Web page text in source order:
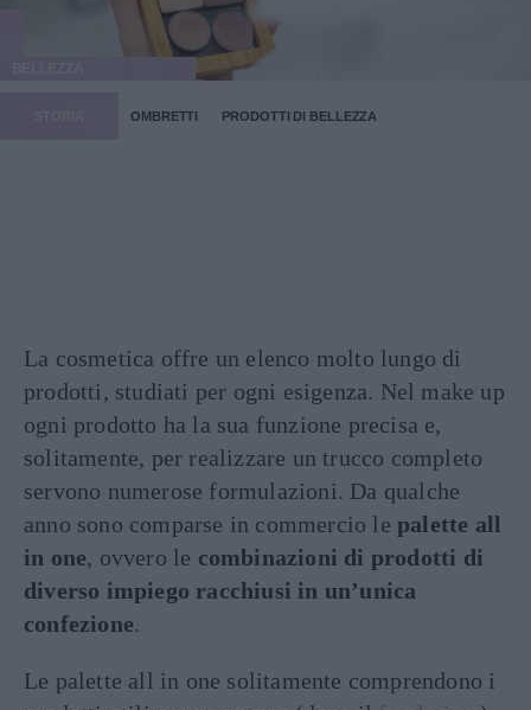
OMBRETTI PRODOTTI DI BELLEZZA
La cosmetica offre un elenco molto lungo di
prodotti, studiati per ogni esigenza. Nel make up
ogni prodotto ha la sua funzione precisa e,
solitamente, per realizzare un trucco completo
servono numerose formulazioni. Da qualche
anno sono comparse in commercio lepalette all
in one, ovvero le combinazioni di prodotti di
diverso impiego racchiusi in un’unica
confezione.
Le palette all in one solitamente comprendono i